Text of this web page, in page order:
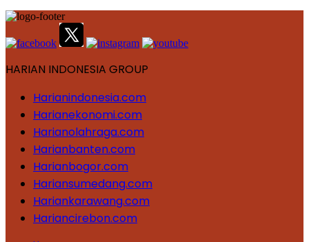
HARIAN INDONESIA GROUP
Harianindonesia.com
Harianekonomi.com
Harianolahraga.com
Harianbanten.com
Harianbogor.com
Hariansumedang.com
Hariankarawang.com
Hariancirebon.com